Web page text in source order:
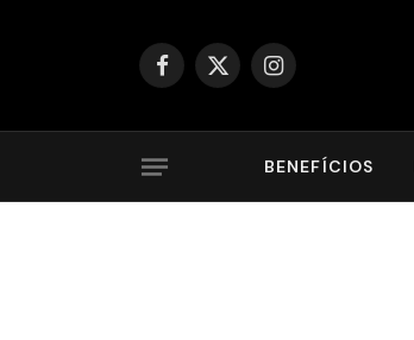
Facebook
X
Instagram
BENEFÍCIOS